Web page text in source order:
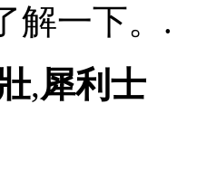
解一下。.
,犀利士